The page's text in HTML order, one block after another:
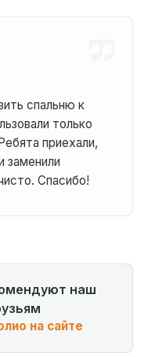
спальню к
только
приехали,
заменили
Спасибо!
наш
на сайте